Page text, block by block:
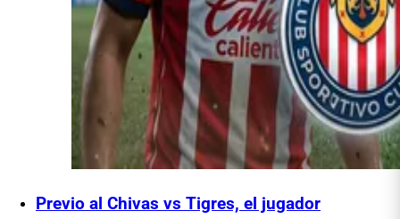
Previo al Chivas vs Tigres, el jugador